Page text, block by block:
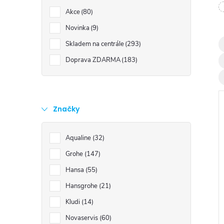
a
n
p
a
n
Akce 80
Novinka 9
Skladem na centrále 293
Doprava ZDARMA 183
Značky
Aqualine 32
Grohe 147
Hansa 55
Hansgrohe 21
Kludi 14
Novaservis 60